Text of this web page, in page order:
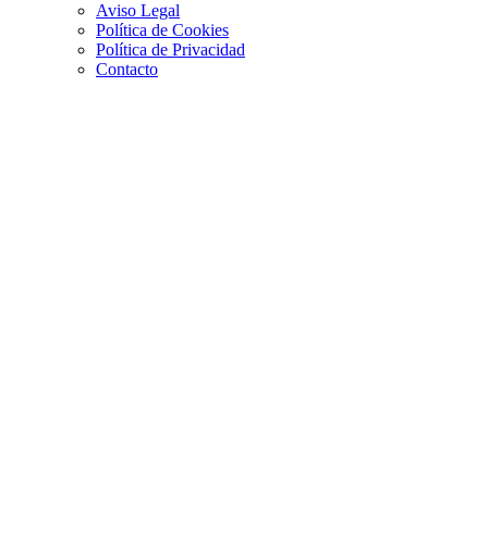
Aviso Legal
Política de Cookies
Política de Privacidad
Contacto